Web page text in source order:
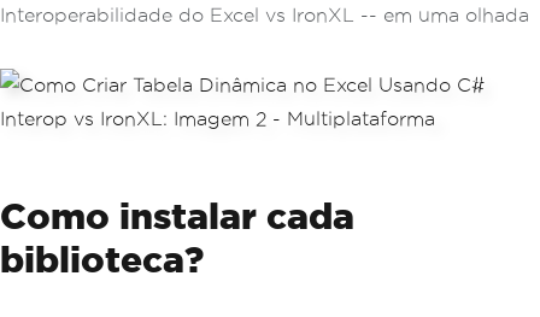
Interoperabilidade do Excel vs IronXL -- em uma olhada
Como instalar cada
biblioteca?